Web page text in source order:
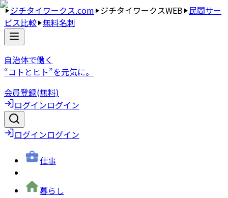
ジチタイワークス.com ジチタイワークスWEB 民間サー
ビス比較 無料名刺
自治体で働く
“コトとヒト”を元気に。
会員登録(無料)
ログインログイン
ログインログイン
仕事
暮らし